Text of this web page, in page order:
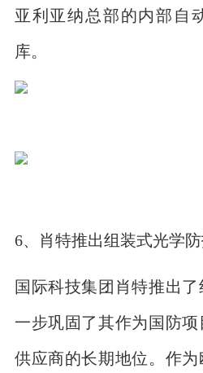
亚利亚纳总部的内部自
库。
6、肖特推出组装式光学
国际科技集团肖特推出
一步巩固了其作为国防
供应商的长期地位。作